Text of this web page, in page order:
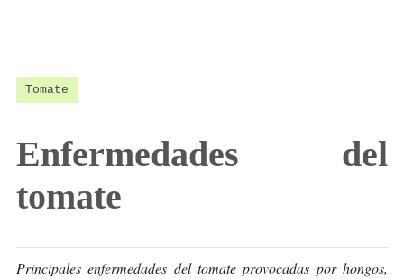
Tomate
Enfermedades del
tomate
Principales enfermedades del tomate provocadas por hongos,